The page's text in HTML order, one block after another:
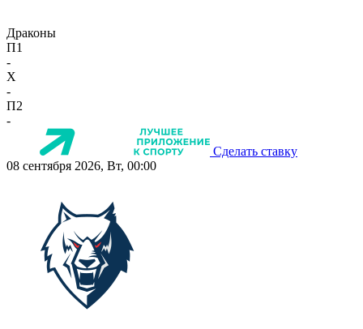
Драконы
П1
-
X
-
П2
-
Сделать ставку
08 сентября 2026, Вт, 00:00